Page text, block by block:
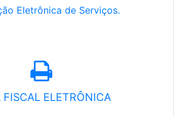
Eletrônica de Serviços.
FISCAL ELETRÔNICA